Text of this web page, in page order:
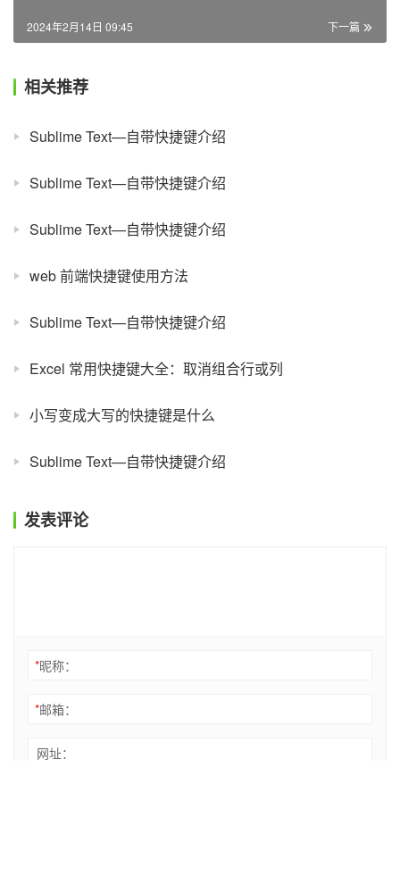
下一篇
2024年2月14日 09:45
相关推荐
Sublime Text—自带快捷键介绍
Sublime Text—自带快捷键介绍
Sublime Text—自带快捷键介绍
web 前端快捷键使用方法
Sublime Text—自带快捷键介绍
Excel 常用快捷键大全：取消组合行或列
小写变成大写的快捷键是什么
Sublime Text—自带快捷键介绍
发表评论
*昵称：
*邮箱：
网址：